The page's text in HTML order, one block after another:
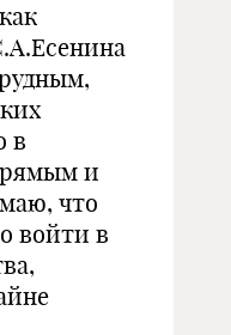
в
и
что
войти в